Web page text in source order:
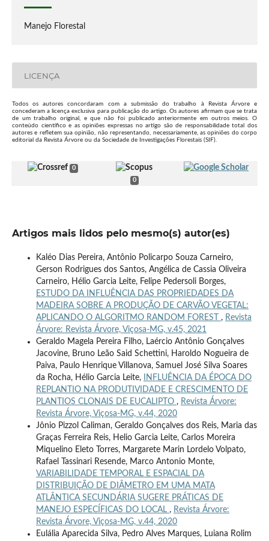
Manejo Florestal
LICENÇA
Todos os autores concordaram com a submissão do trabalho à Revista Árvore e
concederam a licença exclusiva para publicação do artigo. Os autores afirmam que se trata
de um trabalho original, e que não foi publicado anteriormente em outros meios. O
conteúdo científico e as opiniões expressas no artigo são de responsabilidade total dos
autores e refletem sua opinião, não representando, necessariamente, as opiniões do corpo
editorial da Revista Árvore ou da Sociedade de Investigações Florestais (SIF).
0
0
Artigos mais lidos pelo mesmo(s) autor(es)
Kaléo Dias Pereira, Antônio Policarpo Souza Carneiro,
Gerson Rodrigues dos Santos, Angélica de Cassia Oliveira
Carneiro, Hélio Garcia Leite, Felipe Pedersoli Borges,
ESTUDO DA INFLUÊNCIA DAS PROPRIEDADES DA
MADEIRA SOBRE A PRODUÇÃO DE CARVÃO VEGETAL:
APLICANDO O ALGORITMO RANDOM FOREST , Revista
Árvore: Revista Árvore, Viçosa-MG, v.45, 2021
Geraldo Magela Pereira Filho, Laércio Antônio Gonçalves
Jacovine, Bruno Leão Said Schettini, Haroldo Nogueira de
Paiva, Paulo Henrique Villanova, Samuel José Silva Soares
da Rocha, Hélio Garcia Leite,
INFLUÊNCIA DA ÉPOCA DO
REPLANTIO NA PRODUTIVIDADE E CRESCIMENTO DE
PLANTIOS CLONAIS DE EUCALIPTO , Revista Árvore:
Revista Árvore, Viçosa-MG, v.44, 2020
Jônio Pizzol Caliman, Geraldo Gonçalves dos Reis, Maria das
Graças Ferreira Reis, Helio Garcia Leite, Carlos Moreira
Miquelino Eleto Torres, Margarete Marin Lordelo Volpato,
Rafael Tassinari Resende, Marco Antonio Monte,
VARIABILIDADE TEMPORAL E ESPACIAL DA
DISTRIBUIÇÃO DE DIÂMETRO EM UMA MATA
ATLÂNTICA SECUNDÁRIA SUGERE PRÁTICAS DE
MANEJO ESPECÍFICAS DO LOCAL , Revista Árvore:
Revista Árvore, Viçosa-MG, v.44, 2020
Eulália Aparecida Silva, Pedro Alves Marques, Luiana Rolim